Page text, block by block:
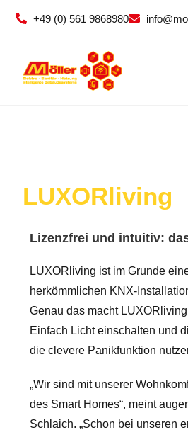
+49 (0) 561 9868980
LUXORliving
Lizenzfrei und intuitiv:
LUXORliving ist im Grunde
herkömmlichen KNX-
Genau das macht
Einfach Licht einschalten und
die clevere Panikfunktion
„Wir sind mit unserer
des Smart Homes“, meint
Schlaich. „Schon bei unseren